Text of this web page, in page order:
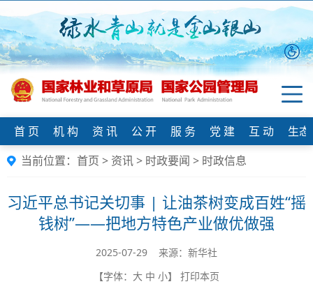
首 页 机 构 资 讯 公 开 服 务 党 建 互 动
生
当前位置： 首页 > 资讯> 时政要闻 > 时政信息
习近平总书记关切事 | 让油茶树变成百姓“摇
钱树”——把地方特色产业做优做强
2025-07-29 来源：新华社
【字体： 大 中 小】 打印本页